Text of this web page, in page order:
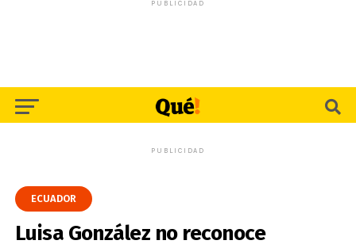
PUBLICIDAD
PUBLICIDAD
ECUADOR
Luisa González no reconoce